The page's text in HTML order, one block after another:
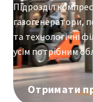
Підрозділ
газогенератори,
та технологічні
усім потрібним
Отримати